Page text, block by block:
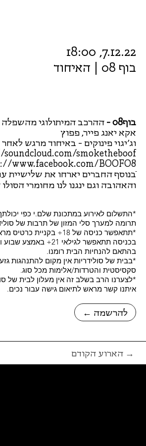
בוף 08 | האיחוד
← להרשמה
7.12.22, 18:00
בוף08 -
ההרכב המיתולוגי מהשפלה
אקא יאנג פייר, פפוץ
וג׳יגוי פינוקים - באיחוד מרגש
smoketheboof
www.facebook.com/BOOFO8
ֿבנוסף החברים יארחו את שלישיית
והאהובה וגם ינגנו לנו מחומרי
*התשלום לאירוע במתכונת שלם.י כפי
תרומה למערך סלי המזון של תרבות של
*תתאפשר כניסה של 18+
בהתאם להנחיות הבית רומנו.
*בבית של סולידריות אין מקום להתנהגות
סקסיסטית והטרדות/אלימות מכל סוג.
*לצערנו הרב בשלב זה אין מעלון לבית של
איתנו קשר מראש לתיאום גישה עבור נכים.
הארוע הקודם →